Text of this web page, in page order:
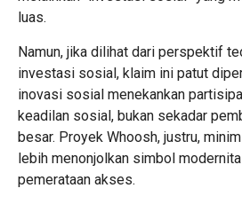
luas.
Namun, jika dilihat dari perspektif
investasi sosial, klaim ini patut
inovasi sosial menekankan
keadilan sosial, bukan sekadar
besar. Proyek Whoosh, justru,
lebih menonjolkan simbol
pemerataan akses.